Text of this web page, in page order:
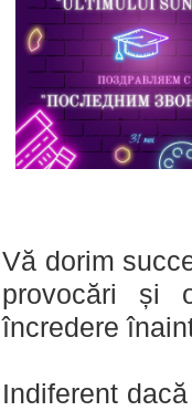
Vă dorim
provocări și
încredere
Indiferent